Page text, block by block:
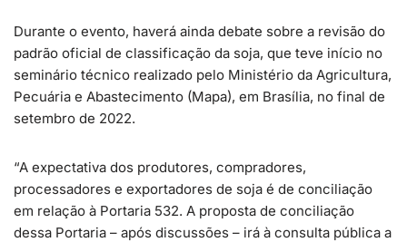
Durante o evento, haverá ainda debate sobre a revisão do
padrão oficial de classificação da soja, que teve início no
seminário técnico realizado pelo Ministério da Agricultura,
Pecuária e Abastecimento (Mapa), em Brasília, no final de
setembro de 2022.
“A expectativa dos produtores, compradores,
processadores e exportadores de soja é de conciliação
em relação à Portaria 532. A proposta de conciliação
dessa Portaria – após discussões – irá à consulta pública a